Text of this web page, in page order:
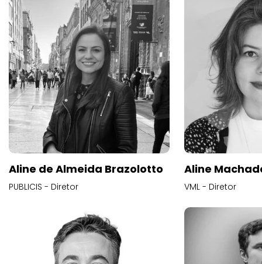
Aline de Almeida Brazolotto
PUBLICIS - Diretor
Aline
VML - Diretor